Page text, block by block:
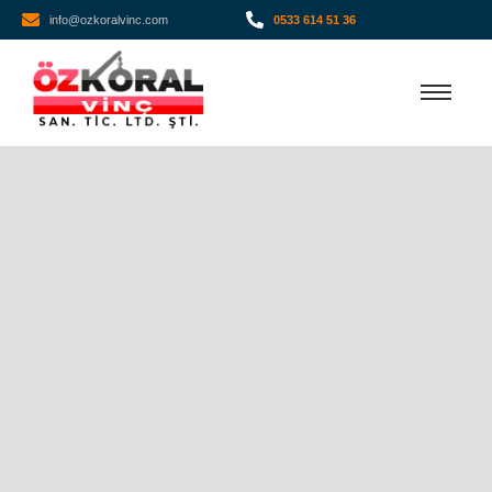
info@ozkoralvinc.com 0533 614 51 36